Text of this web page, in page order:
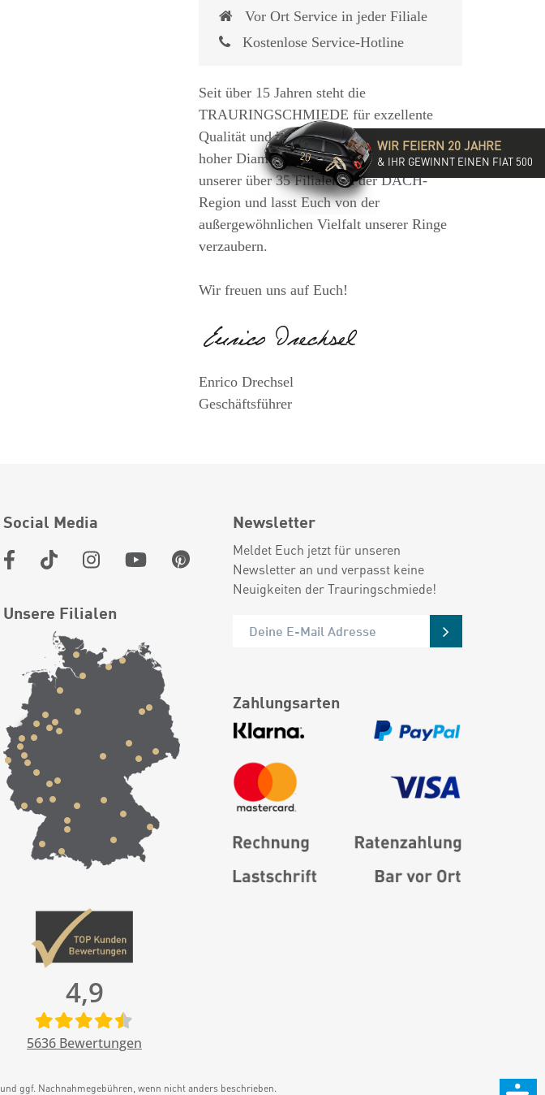
Vor Ort Service in jeder Filiale
Kostenlose Service-Hotline
Seit über 15 Jahren steht die
TRAURINGSCHMIEDE für exzellente
Qualität und hochwertige Beratung mit
hoher Diamantkompetenz. Besucht eine
unserer über 35 Filialen in der DACH-
Region und lasst Euch von der
außergewöhnlichen Vielfalt unserer Ringe
verzaubern.
Wir freuen uns auf Euch!
Enrico Drechsel
Geschäftsführer
Social Media
Unsere Filialen
4,9
5636 Bewertungen
Newsletter
Meldet Euch jetzt für unseren
Newsletter an und verpasst keine
Neuigkeiten der Trauringschmiede!
Zahlungsarten
und ggf. Nachnahmegebühren, wenn nicht anders beschrieben.
WIR FEIERN 20 JAHRE
& IHR GEWINNT EINEN FIAT 500